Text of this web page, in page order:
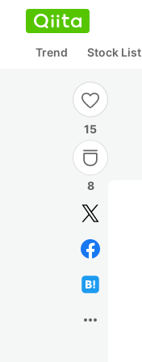
Trend Stock List
15
8
more_horiz